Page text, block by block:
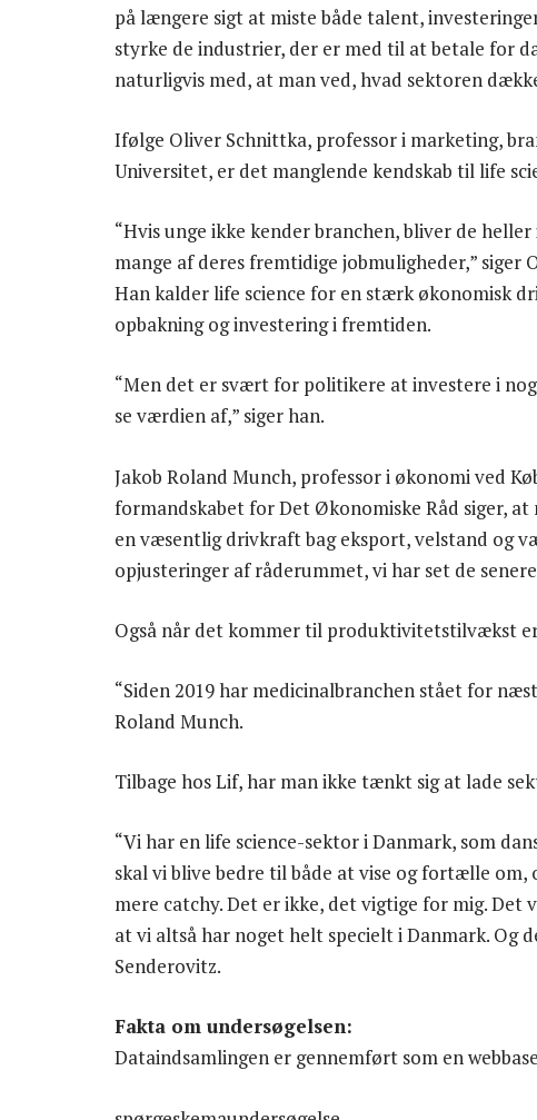
på længere sigt at miste både talent,
styrke de industrier, der er med til at betale for
naturligvis med, at man ved, hvad sektoren
Ifølge Oliver Schnittka, professor i marketing,
Universitet, er det manglende kendskab til life
“Hvis unge ikke kender branchen, bliver de
mange af deres fremtidige jobmuligheder,” siger
Han kalder life science for en stærk økonomisk
opbakning og investering i fremtiden.
“Men det er svært for politikere at investere i
se værdien af,” siger han.
Jakob Roland Munch, professor i økonomi ved
formandskabet for Det Økonomiske Råd siger,
en væsentlig drivkraft bag eksport, velstand og
opjusteringer af råderummet, vi har set de
Også når det kommer til produktivitetstilvækst
“Siden 2019 har medicinalbranchen stået for
Roland Munch.
Tilbage hos Lif, har man ikke tænkt sig at lade
“Vi har en life science-sektor i Danmark, som
skal vi blive bedre til både at vise og fortælle om,
mere catchy. Det er ikke, det vigtige for mig.
at vi altså har noget helt specielt i Danmark. Og
Senderovitz.
Fakta om undersøgelsen:
Dataindsamlingen er gennemført som en